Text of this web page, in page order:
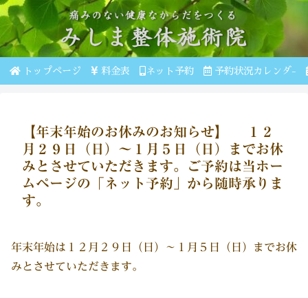
トップページ 料金表 ネット予約 予約状況カレンダ-
【年末年始のお休みのお知らせ】 １２
月２９日（日）～１月５日（日）までお休
みとさせていただきます。ご予約は当ホー
ムページの「ネット予約」から随時承りま
す。
年末年始は１２月２９日（日）～１月５日（日）までお休
みとさせていただきます。